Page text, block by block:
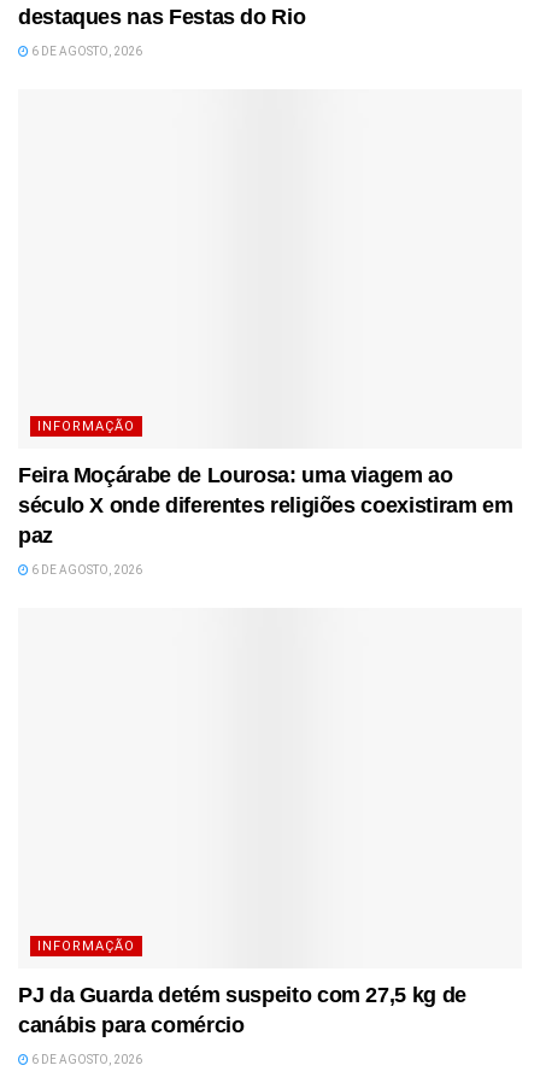
destaques nas Festas do Rio
6 DE AGOSTO, 2026
INFORMAÇÃO
Feira Moçárabe de Lourosa: uma viagem ao
século X onde diferentes religiões coexistiram em
paz
6 DE AGOSTO, 2026
INFORMAÇÃO
PJ da Guarda detém suspeito com 27,5 kg de
canábis para comércio
6 DE AGOSTO, 2026